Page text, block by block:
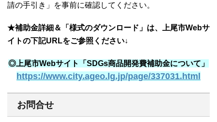
請の手引き」を事前に確認してください。
★補助金詳細＆「様式のダウンロード」は、上尾市Webサ
イトの下記URLをご参照ください↓
◎上尾市Webサイト「SDGs商品開発費補助金について」
https://www.city.ageo.lg.jp/page/337031.html
お問合せ